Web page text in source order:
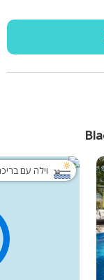
וילה עם